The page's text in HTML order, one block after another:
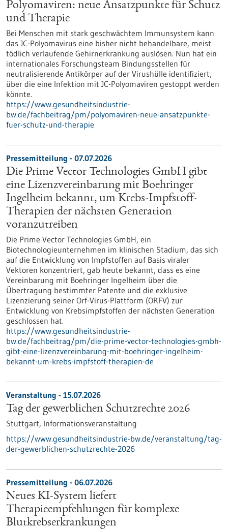
Polyomaviren: neue Ansatzpunkte für Schutz
und Therapie
Bei Menschen mit stark geschwächtem Immunsystem kann
das JC-Polyomavirus eine bisher nicht behandelbare, meist
tödlich verlaufende Gehirnerkrankung auslösen. Nun hat ein
internationales Forschungsteam Bindungsstellen für
neutralisierende Antikörper auf der Virushülle identifiziert,
über die eine Infektion mit JC-Polyomaviren gestoppt werden
könnte.
https://www.gesundheitsindustrie-
bw.de/fachbeitrag/pm/polyomaviren-neue-ansatzpunkte-
fuer-schutz-und-therapie
Pressemitteilung - 07.07.2026
Die Prime Vector Technologies GmbH gibt
eine Lizenzvereinbarung mit Boehringer
Ingelheim bekannt, um Krebs-Impfstoff-
Therapien der nächsten Generation
voranzutreiben
Die Prime Vector Technologies GmbH, ein
Biotechnologieunternehmen im klinischen Stadium, das sich
auf die Entwicklung von Impfstoffen auf Basis viraler
Vektoren konzentriert, gab heute bekannt, dass es eine
Vereinbarung mit Boehringer Ingelheim über die
Übertragung bestimmter Patente und die exklusive
Lizenzierung seiner Orf-Virus-Plattform (ORFV) zur
Entwicklung von Krebsimpfstoffen der nächsten Generation
geschlossen hat.
https://www.gesundheitsindustrie-
bw.de/fachbeitrag/pm/die-prime-vector-technologies-gmbh-
gibt-eine-lizenzvereinbarung-mit-boehringer-ingelheim-
bekannt-um-krebs-impfstoff-therapien-de
Veranstaltung - 15.07.2026
Tag der gewerblichen Schutzrechte 2026
Stuttgart, Informationsveranstaltung
https://www.gesundheitsindustrie-bw.de/veranstaltung/tag-
der-gewerblichen-schutzrechte-2026
Pressemitteilung - 06.07.2026
Neues KI-System liefert
Therapieempfehlungen für komplexe
Blutkrebserkrankungen